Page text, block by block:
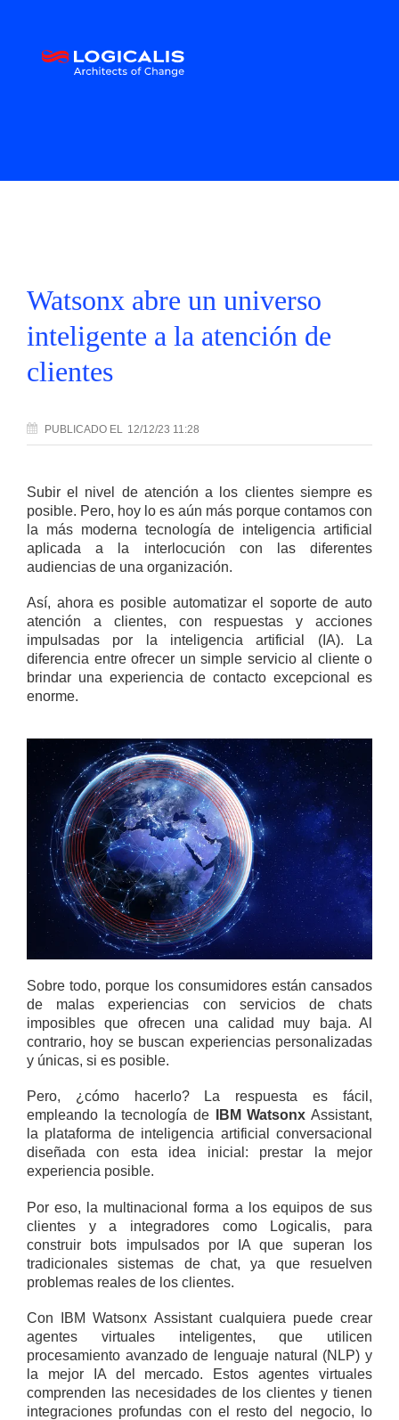
Watsonx abre un universo
inteligente a la atención de
clientes
PUBLICADO EL 12/12/23 11:28
Subir el nivel de atención a los clientes siempre es
posible. Pero, hoy lo es aún más porque contamos con
la más moderna tecnología de inteligencia artificial
aplicada a la interlocución con las diferentes
audiencias de una organización.
Así, ahora es posible automatizar el soporte de auto
atención a clientes, con respuestas y acciones
impulsadas por la inteligencia artificial (IA). La
diferencia entre ofrecer un simple servicio al cliente o
brindar una experiencia de contacto excepcional es
enorme.
Sobre todo, porque los consumidores están cansados
de malas experiencias con servicios de chats
imposibles que ofrecen una calidad muy baja. Al
contrario, hoy se buscan experiencias personalizadas
y únicas, si es posible.
Pero, ¿cómo hacerlo? La respuesta es fácil,
empleando la tecnología de
IBM Watsonx Assistant,
la plataforma de inteligencia artificial conversacional
diseñada con esta idea inicial: prestar la mejor
experiencia posible.
Por eso, la multinacional forma a los equipos de sus
clientes y a integradores como Logicalis, para
construir bots impulsados por IA que superan los
tradicionales sistemas de chat, ya que resuelven
problemas reales de los clientes.
Con IBM Watsonx Assistant cualquiera puede crear
agentes virtuales inteligentes, que utilicen
procesamiento avanzado de lenguaje natural (NLP) y
la mejor IA del mercado. Estos agentes virtuales
comprenden las necesidades de los clientes y tienen
integraciones profundas con el resto del negocio, lo